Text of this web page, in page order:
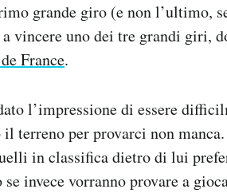
grande giro (e non l’ultimo,
vincere uno dei tre grandi giri,
France.
l’impressione di essere
terreno per provarci non
in classifica dietro di lui
invece vorranno provare a